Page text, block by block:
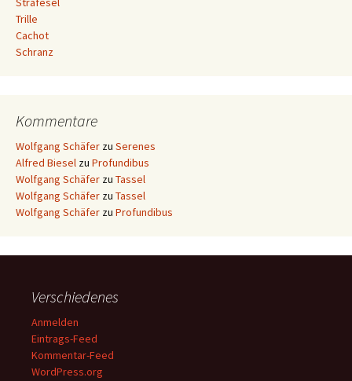
Trille
Cachot
Schranz
Kommentare
Wolfgang Schäfer zu Serenes
Alfred Biesel zu Profundibus
Wolfgang Schäfer zu Tassel
Wolfgang Schäfer zu Tassel
Wolfgang Schäfer zu Profundibus
Verschiedenes
Anmelden
Eintrags-Feed
Kommentar-Feed
WordPress.org